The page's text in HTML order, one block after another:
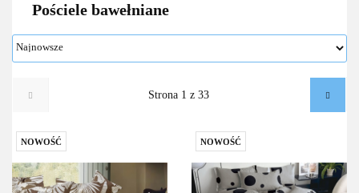
Pościele bawełniane
NOWOŚĆ NOWOŚĆ